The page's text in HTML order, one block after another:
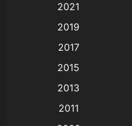
Animation อนิเมะ
Animation แอนิเมชัน
(9)
2021
2019
2017
2015
2013
2011